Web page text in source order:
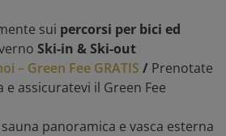
sui percorsi per bici ed
Ski-in & Ski-out
– Green Fee GRATIS / Prenotate
e assicuratevi il Green Fee
panoramica e vasca esterna